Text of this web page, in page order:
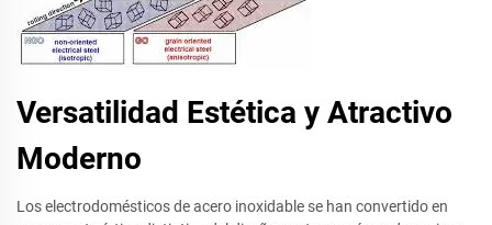
Versatilidad Estética y Atractivo
Moderno
Los electrodomésticos de acero inoxidable se han convertido en